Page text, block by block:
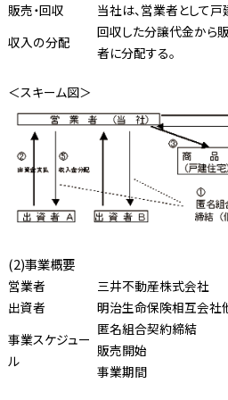
販売・回収
当社は、営業者として
収入の分配
回収した分譲代金から
者に分配する。
＜スキーム図＞
(2)事業概要
営業者
三井不動産株式会社
出資者
明治生命保険相互会社
事業スケジュー
ル
匿名組合契約締結
販売開始
事業期間